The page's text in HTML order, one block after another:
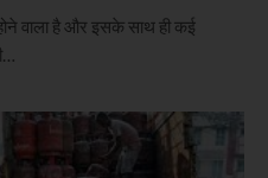
वाला है और इसके साथ ही कई